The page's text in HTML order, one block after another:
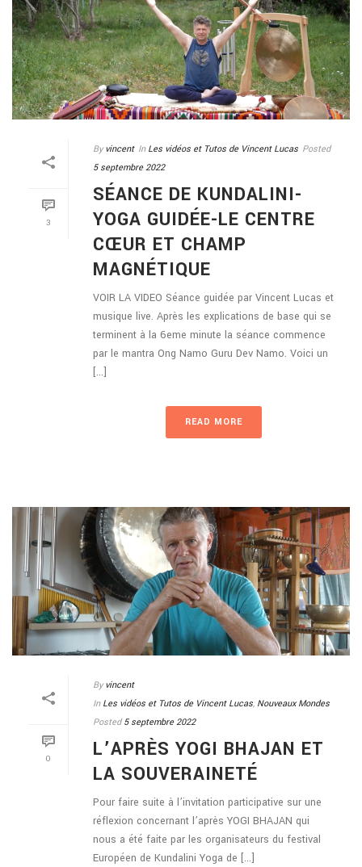
3
By vincent In Les vidéos et Tutos de Vincent Lucas Posted
5 septembre 2022
SÉANCE DE KUNDALINI-
YOGA GUIDÉE-LE CENTRE
CŒUR ET CHAMP
MAGNÉTIQUE
VOIR LA VIDEO Séance guidée par Vincent Lucas et
musique live. Après les explications de base qui se
terminent à la 6eme minute la séance commence
par le mantra Ong Namo Guru Dev Namo. Voici un
[...]
READ MORE
0
By vincent
In Les vidéos et Tutos de Vincent Lucas, Nouveaux Mondes
Posted 5 septembre 2022
L’APRÈS YOGI BHAJAN ET
LA SOUVERAINETÉ
Pour faire suite à l’invitation participative sur une
réflexion concernant l’après YOGI BHAJAN qui
nous a été faite par les organisateurs du festival
Européen de Kundalini Yoga de [...]